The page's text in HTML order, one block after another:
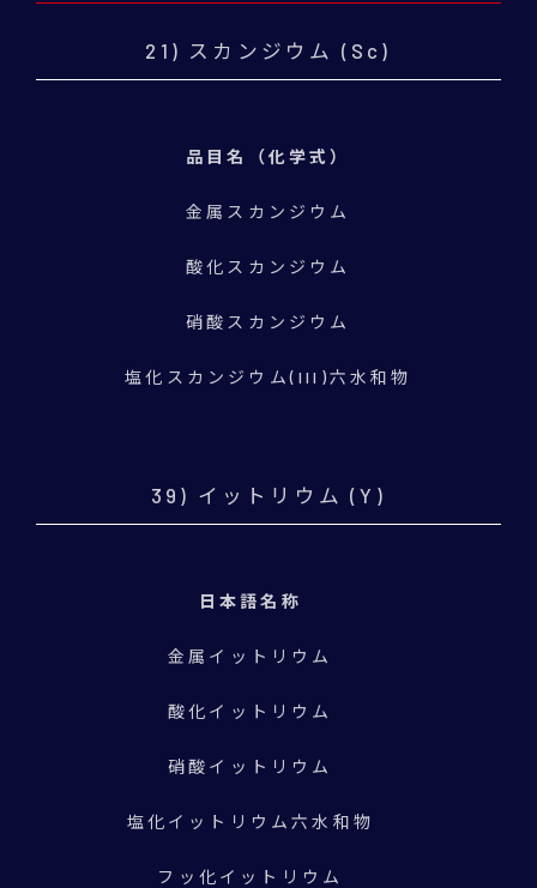
21) スカンジウム (Sc)
品目名（化学式）
金属スカンジウム
酸化スカンジウム
硝酸スカンジウム
塩化スカンジウム(III)六水和物
39) イットリウム (Y)
日本語名称
金属イットリウム
酸化イットリウム
硝酸イットリウム
塩化イットリウム六水和物
フッ化イットリウム